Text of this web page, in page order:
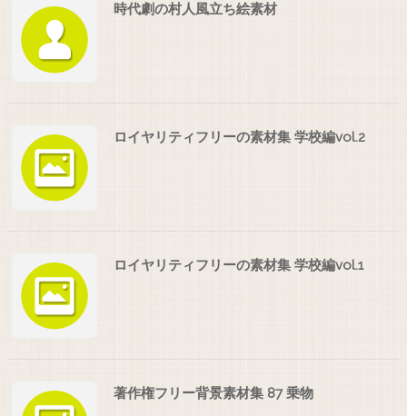
時代劇の村人風立ち絵素材
ロイヤリティフリーの素材集 学校編vol.2
ロイヤリティフリーの素材集 学校編vol.1
著作権フリー背景素材集 87 乗物